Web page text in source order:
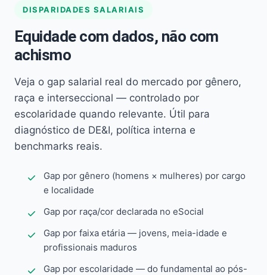
DISPARIDADES SALARIAIS
Equidade com dados, não com
achismo
Veja o gap salarial real do mercado por gênero,
raça e interseccional — controlado por
escolaridade quando relevante. Útil para
diagnóstico de DE&I, política interna e
benchmarks reais.
Gap por gênero (homens × mulheres) por cargo
e localidade
Gap por raça/cor declarada no eSocial
Gap por faixa etária — jovens, meia-idade e
profissionais maduros
Gap por escolaridade — do fundamental ao pós-